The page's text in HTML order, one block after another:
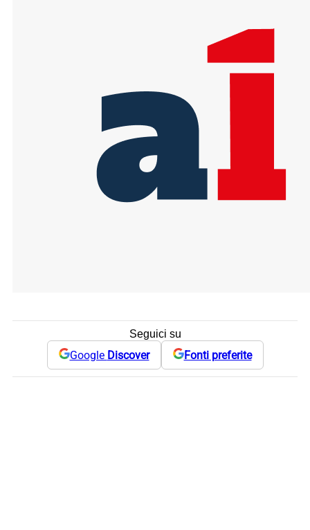
Seguici su
Google Discover Fonti preferite